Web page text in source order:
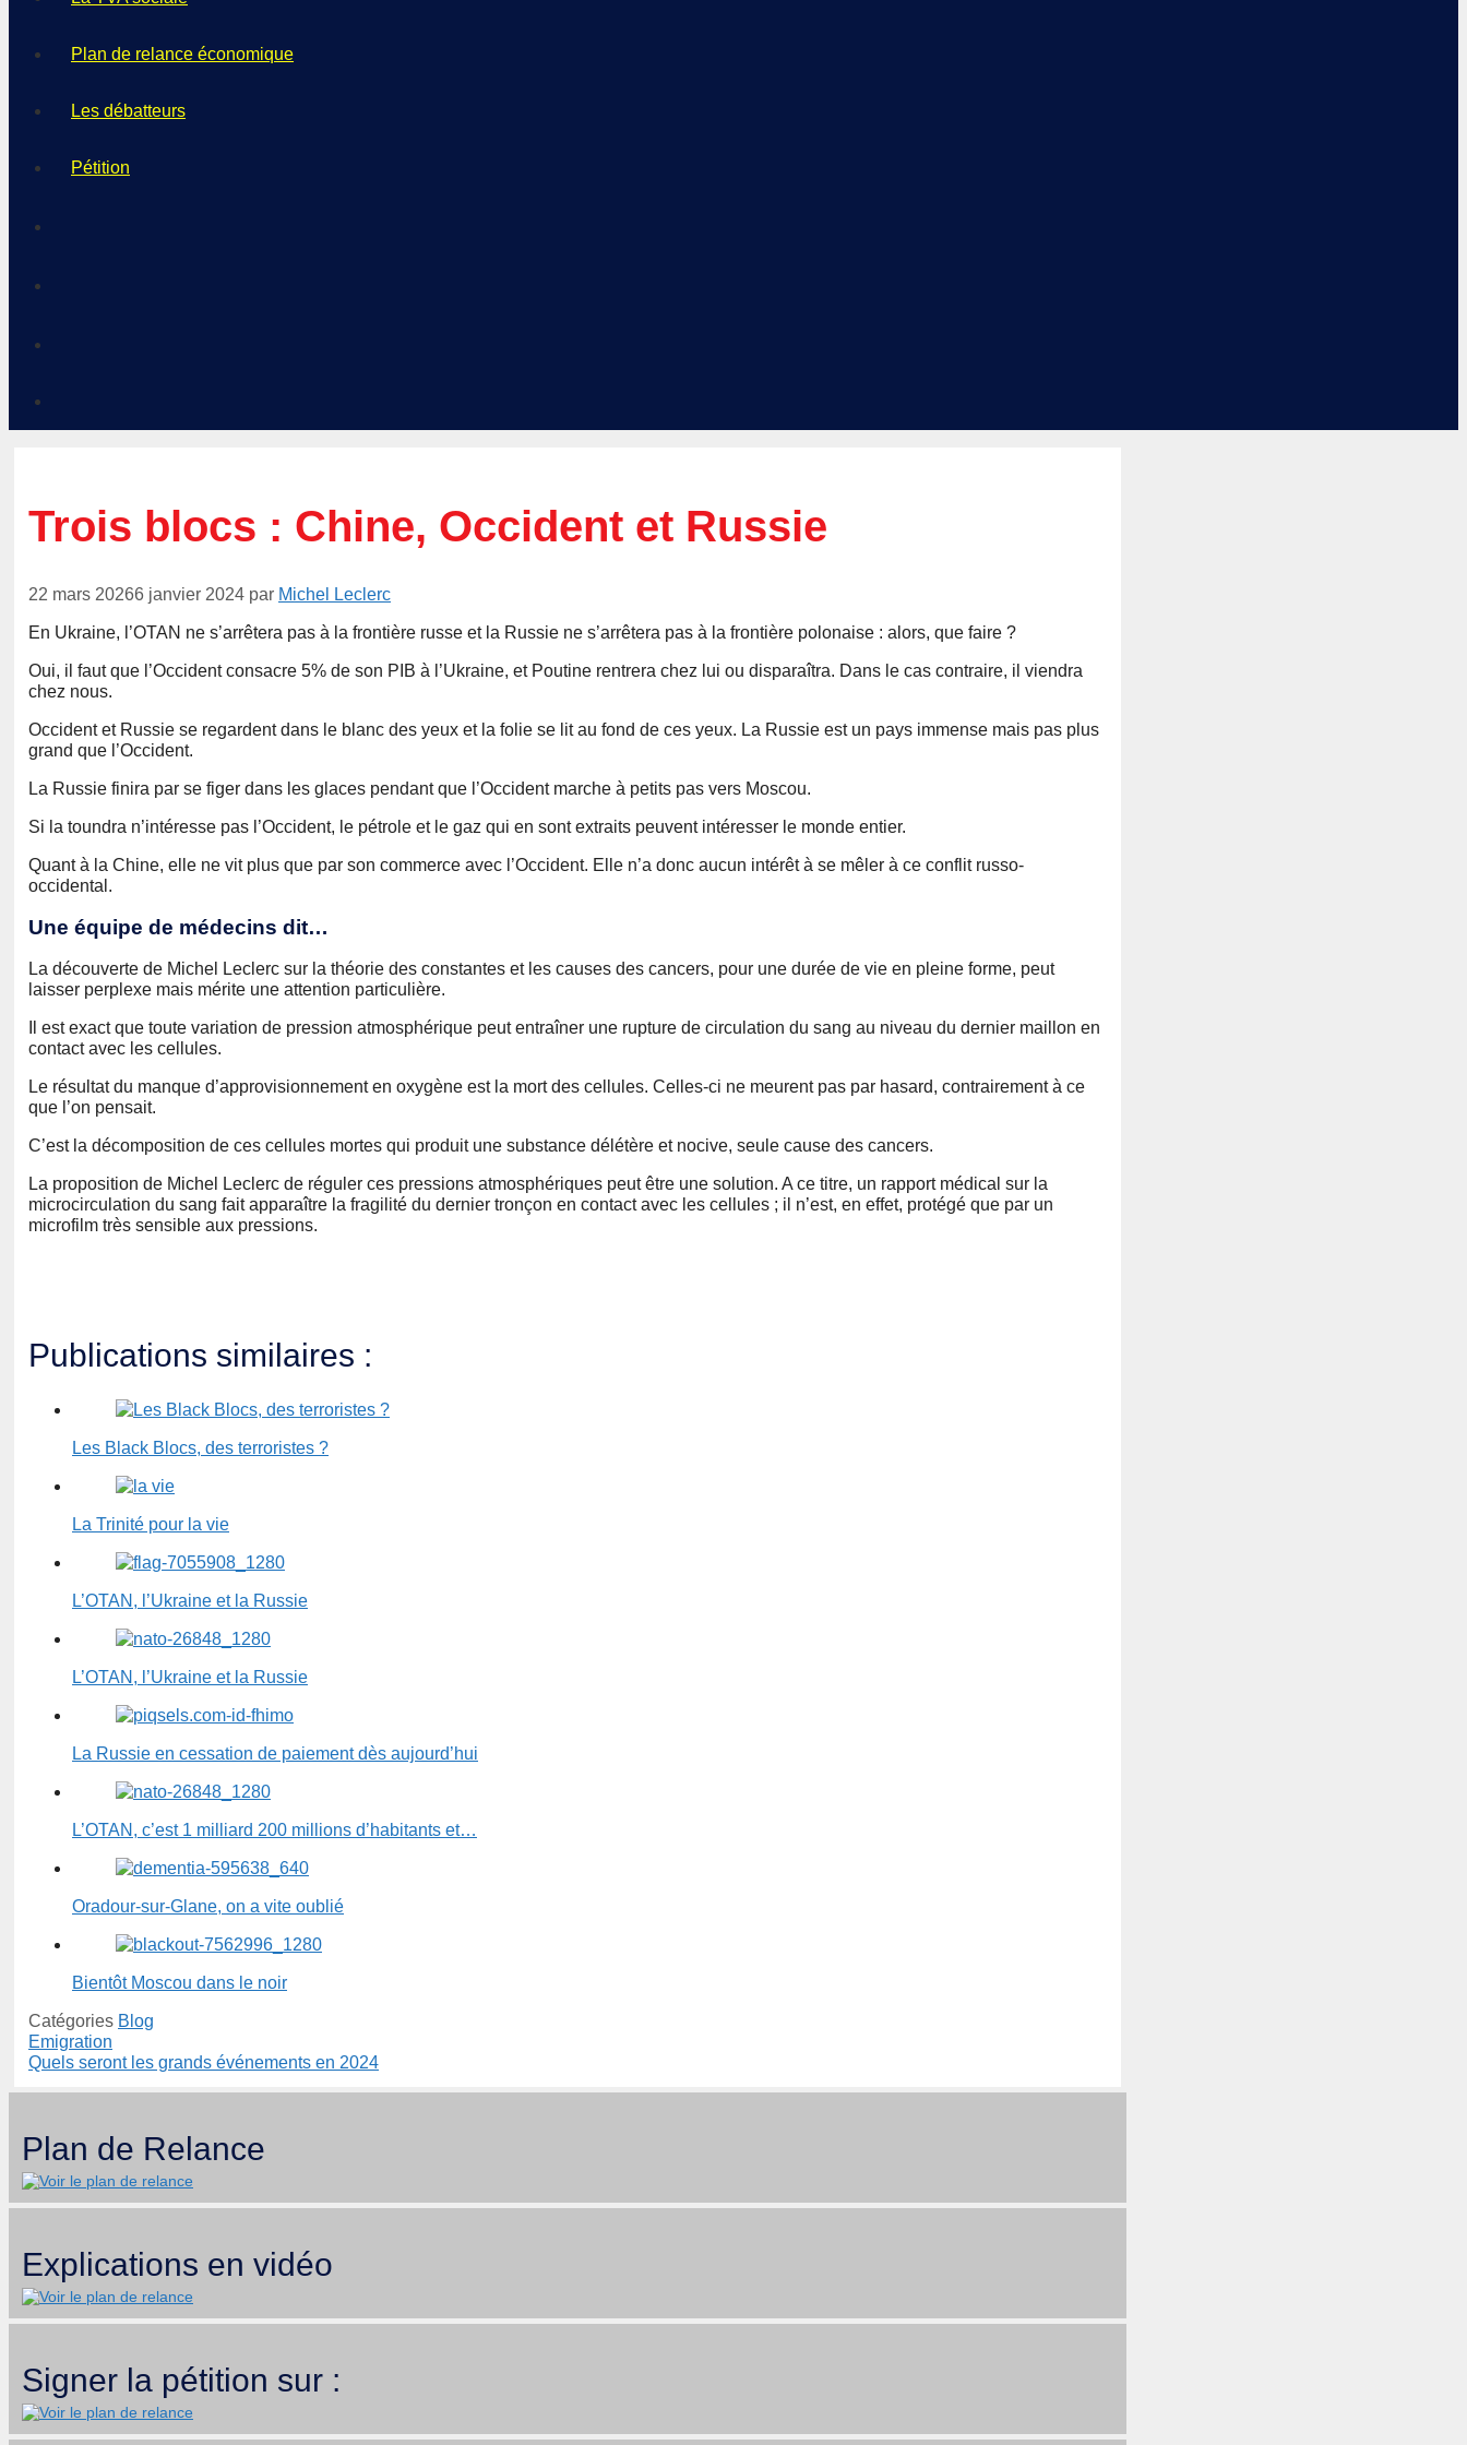
Plan de relance économique
Les débatteurs
Pétition
Trois blocs : Chine, Occident et Russie
22 mars 20266 janvier 2024 par Michel Leclerc
En Ukraine, l’OTAN ne s’arrêtera pas à la frontière russe et la Russie ne s’arrêtera pas à la frontière polonaise : alors, que faire ?
Oui, il faut que l’Occident consacre 5% de son PIB à l’Ukraine, et Poutine rentrera chez lui ou disparaîtra. Dans le cas contraire, il viendra
chez nous.
Occident et Russie se regardent dans le blanc des yeux et la folie se lit au fond de ces yeux. La Russie est un pays immense mais pas plus
grand que l’Occident.
La Russie finira par se figer dans les glaces pendant que l’Occident marche à petits pas vers Moscou.
Si la toundra n’intéresse pas l’Occident, le pétrole et le gaz qui en sont extraits peuvent intéresser le monde entier.
Quant à la Chine, elle ne vit plus que par son commerce avec l’Occident. Elle n’a donc aucun intérêt à se mêler à ce conflit russo-
occidental.
Une équipe de médecins dit…
La découverte de Michel Leclerc sur la théorie des constantes et les causes des cancers, pour une durée de vie en pleine forme, peut
laisser perplexe mais mérite une attention particulière.
Il est exact que toute variation de pression atmosphérique peut entraîner une rupture de circulation du sang au niveau du dernier maillon en
contact avec les cellules.
Le résultat du manque d’approvisionnement en oxygène est la mort des cellules. Celles-ci ne meurent pas par hasard, contrairement à ce
que l’on pensait.
C’est la décomposition de ces cellules mortes qui produit une substance délétère et nocive, seule cause des cancers.
La proposition de Michel Leclerc de réguler ces pressions atmosphériques peut être une solution. A ce titre, un rapport médical sur la
microcirculation du sang fait apparaître la fragilité du dernier tronçon en contact avec les cellules ; il n’est, en effet, protégé que par un
microfilm très sensible aux pressions.
Publications similaires :
Les Black Blocs, des terroristes ?
La Trinité pour la vie
L’OTAN, l’Ukraine et la Russie
L’OTAN, l’Ukraine et la Russie
La Russie en cessation de paiement dès aujourd’hui
L’OTAN, c’est 1 milliard 200 millions d’habitants et…
Oradour-sur-Glane, on a vite oublié
Bientôt Moscou dans le noir
Catégories Blog
Emigration
Quels seront les grands événements en 2024
Plan de Relance
Explications en vidéo
Signer la pétition sur :